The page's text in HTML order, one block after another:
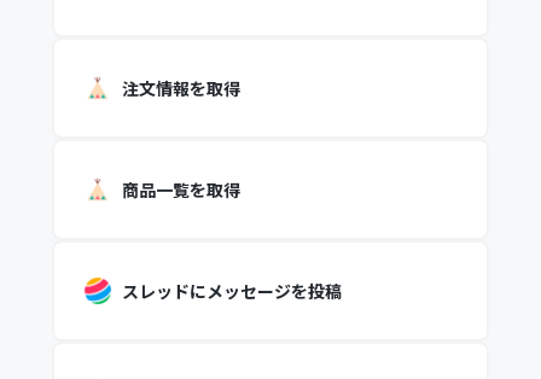
注文情報を取得
商品一覧を取得
スレッドにメッセージを投稿